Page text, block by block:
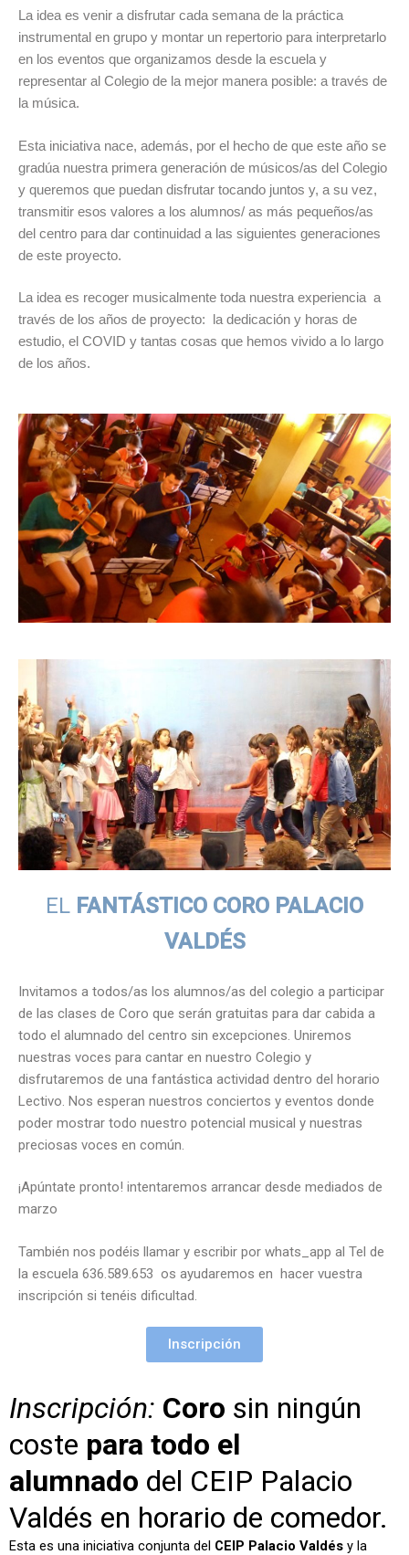
La idea es venir a disfrutar cada semana de la práctica
instrumental en grupo y montar un repertorio para interpretarlo
en los eventos que organizamos desde la escuela y
representar al Colegio de la mejor manera posible: a través de
la música.
Esta iniciativa nace, además, por el hecho de que este año se
gradúa nuestra primera generación de músicos/as del Colegio
y queremos que puedan disfrutar tocando juntos y, a su vez,
transmitir esos valores a los alumnos/ as más pequeños/as
del centro para dar continuidad a las siguientes generaciones
de este proyecto.
La idea es recoger musicalmente toda nuestra experiencia a
través de los años de proyecto: la dedicación y horas de
estudio, el COVID y tantas cosas que hemos vivido a lo largo
de los años.
EL FANTÁSTICO CORO PALACIO
VALDÉS
Invitamos a todos/as los alumnos/as del colegio a participar
de las clases de Coro que serán gratuitas para dar cabida a
todo el alumnado del centro sin excepciones. Uniremos
nuestras voces para cantar en nuestro Colegio y
disfrutaremos de una fantástica actividad dentro del horario
Lectivo. Nos esperan nuestros conciertos y eventos donde
poder mostrar todo nuestro potencial musical y nuestras
preciosas voces en común.
¡Apúntate pronto! intentaremos arrancar desde mediados de
marzo
También nos podéis llamar y escribir por whats_app al Tel de
la escuela 636.589.653 os ayudaremos en hacer vuestra
inscripción si tenéis dificultad.
Inscripción